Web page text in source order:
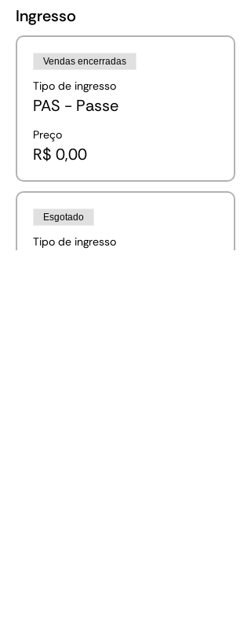
Ingresso
Vendas encerradas
Tipo de ingresso
PAS - Passe
Preço
R$ 0,00
Esgotado
Tipo de ingresso